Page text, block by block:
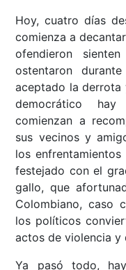
Hoy, cuatro días
comienza a
ofendieron
ostentaron
aceptado la derrota
democrático
comienzan a
sus vecinos y
los
festejado con el
gallo, que
Colombiano, caso
los políticos
actos de violencia y
Ya pasó todo,